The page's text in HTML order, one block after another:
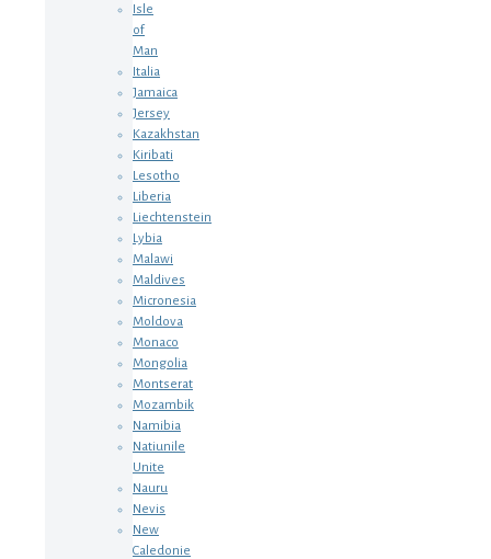
Isle
of
Man
Italia
Jamaica
Jersey
Kazakhstan
Kiribati
Lesotho
Liberia
Liechtenstein
Lybia
Malawi
Maldives
Micronesia
Moldova
Monaco
Mongolia
Montserat
Mozambik
Namibia
Natiunile
Unite
Nauru
Nevis
New
Caledonie